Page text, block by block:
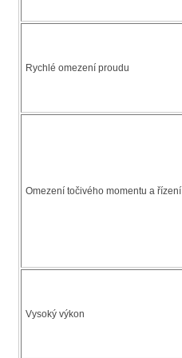
Rychlé omezení proudu
Omezení točivého momentu a řízení
Vysoký výkon